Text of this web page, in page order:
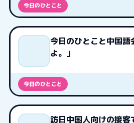
今日のひとこと
今日のひとこと中国語
よ。」
今日のひとこと
訪日中国人向けの接客